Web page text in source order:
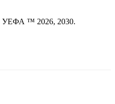
УЕФА ™ 2026, 2030.